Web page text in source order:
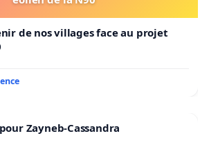
de nos villages face au projet
Zayneb-Cassandra